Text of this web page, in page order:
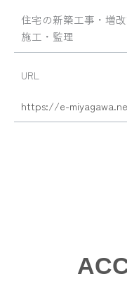
住宅の新築工事・増
施工・監理
URL
https://e-